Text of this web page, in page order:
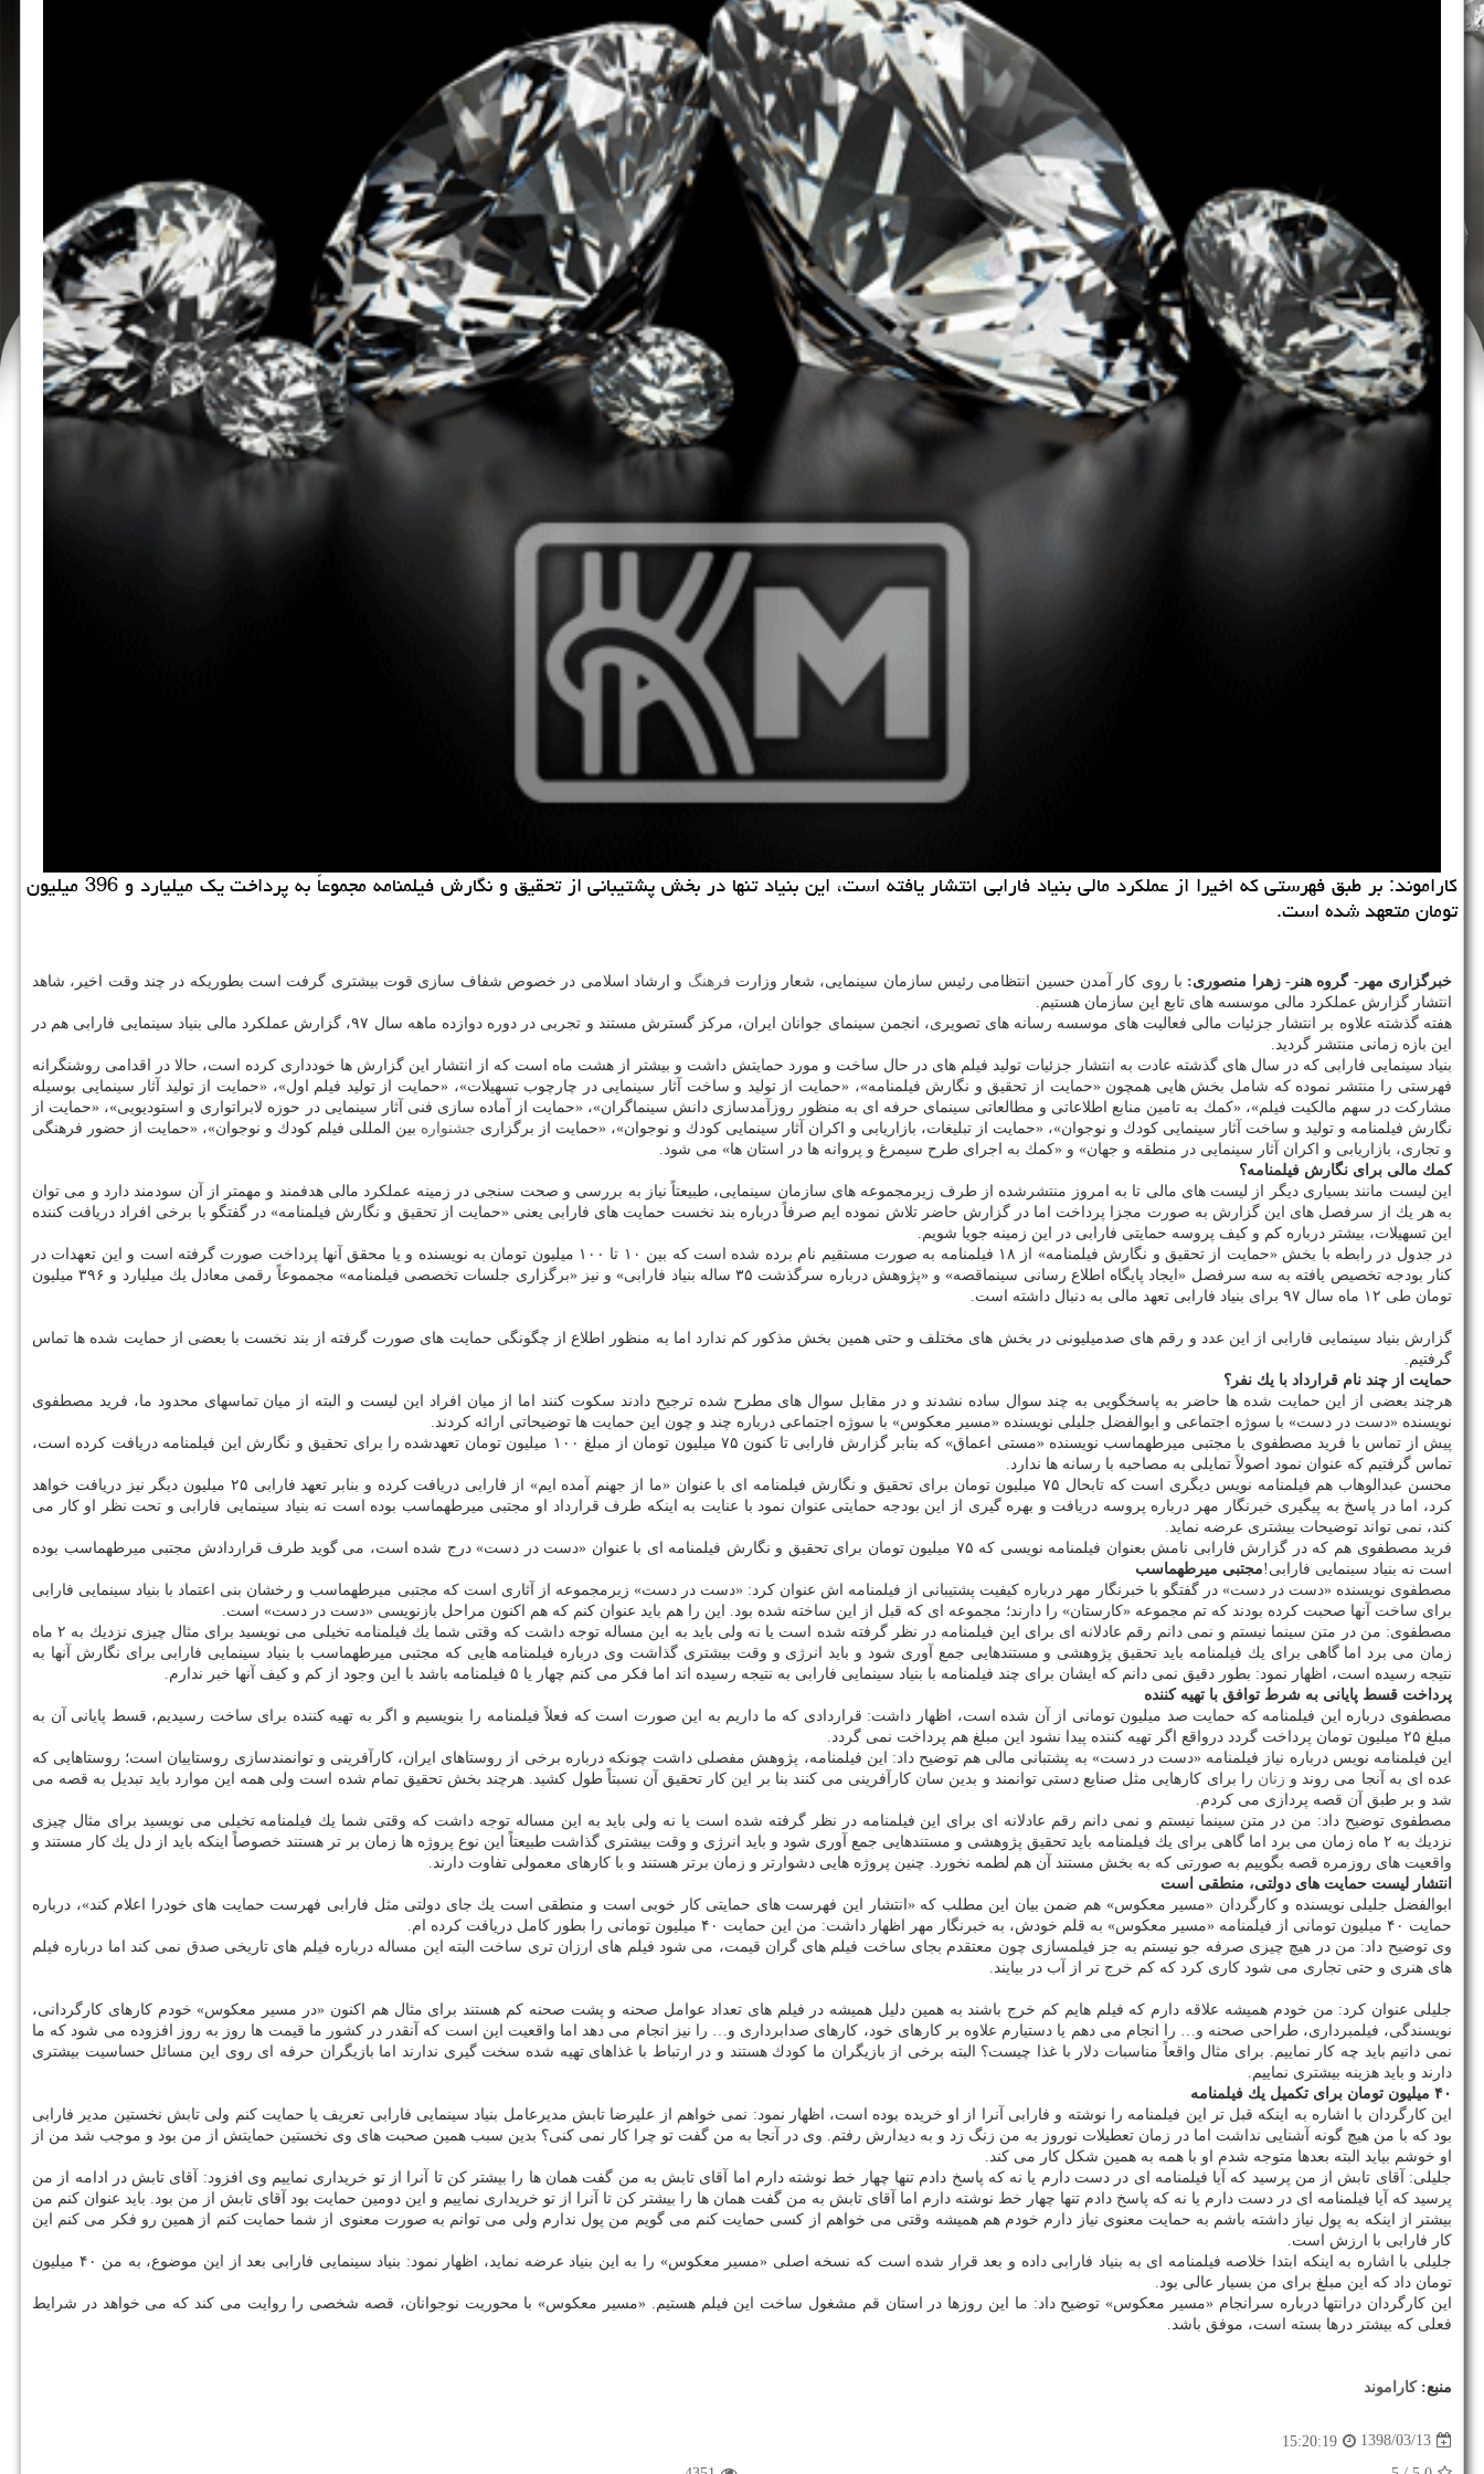
كاراموند: بر طبق فهرستی كه اخیرا از عملكرد مالی بنیاد فارابی انتشار یافته است، این بنیاد تنها در بخش پشتیبانی از تحقیق و نگارش فیلمنامه مجموعاً به پرداخت یك میلیارد و 396 میلیون
تومان متعهد شده است.
خبرگزاری مهر- گروه هنر- زهرا منصوری: با روی كار آمدن حسین انتظامی رئیس سازمان سینمایی، شعار وزارت فرهنگ و ارشاد اسلامی در خصوص شفاف سازی قوت بیشتری گرفت است بطوریكه در چند وقت اخیر، شاهد
انتشار گزارش عملكرد مالی موسسه های تابع این سازمان هستیم.
هفته گذشته علاوه بر انتشار جزئیات مالی فعالیت های موسسه رسانه های تصویری، انجمن سینمای جوانان ایران، مركز گسترش مستند و تجربی در دوره دوازده ماهه سال ۹۷، گزارش عملكرد مالی بنیاد سینمایی فارابی هم در
این بازه زمانی منتشر گردید.
بنیاد سینمایی فارابی كه در سال های گذشته عادت به انتشار جزئیات تولید فیلم های در حال ساخت و مورد حمایتش داشت و بیشتر از هشت ماه است كه از انتشار این گزارش ها خودداری كرده است، حالا در اقدامی روشنگرانه
فهرستی را منتشر نموده كه شامل بخش هایی همچون «حمایت از تحقیق و نگارش فیلمنامه»، «حمایت از تولید و ساخت آثار سینمایی در چارچوب تسهیلات»، «حمایت از تولید فیلم اول»، «حمایت از تولید آثار سینمایی بوسیله
مشاركت در سهم مالكیت فیلم»، «كمك به تامین منابع اطلاعاتی و مطالعاتی سینمای حرفه ای به منظور روزآمدسازی دانش سینماگران»، «حمایت از آماده سازی فنی آثار سینمایی در حوزه لابراتواری و استودیویی»، «حمایت از
نگارش فیلمنامه و تولید و ساخت آثار سینمایی كودك و نوجوان»، «حمایت از تبلیغات، بازاریابی و اكران آثار سینمایی كودك و نوجوان»، «حمایت از برگزاری جشنواره بین المللی فیلم كودك و نوجوان»، «حمایت از حضور فرهنگی
و تجاری، بازاریابی و اكران آثار سینمایی در منطقه و جهان» و «كمك به اجرای طرح سیمرغ و پروانه ها در استان ها» می شود.
كمك مالی برای نگارش فیلمنامه؟
این لیست مانند بسیاری دیگر از لیست های مالی تا به امروز منتشرشده از طرف زیرمجموعه های سازمان سینمایی، طبیعتاً نیاز به بررسی و صحت سنجی در زمینه عملكرد مالی هدفمند و مهمتر از آن سودمند دارد و می توان
به هر یك از سرفصل های این گزارش به صورت مجزا پرداخت اما در گزارش حاضر تلاش نموده ایم صرفاً درباره بند نخست حمایت های فارابی یعنی «حمایت از تحقیق و نگارش فیلمنامه» در گفتگو با برخی افراد دریافت كننده
این تسهیلات، بیشتر درباره كم و كیف پروسه حمایتی فارابی در این زمینه جویا شویم.
در جدول در رابطه با بخش «حمایت از تحقیق و نگارش فیلمنامه» از ۱۸ فیلمنامه به صورت مستقیم نام برده شده است كه بین ۱۰ تا ۱۰۰ میلیون تومان به نویسنده و یا محقق آنها پرداخت صورت گرفته است و این تعهدات در
كنار بودجه تخصیص یافته به سه سرفصل «ایجاد پایگاه اطلاع رسانی سینماقصه» و «پژوهش درباره سرگذشت ۳۵ ساله بنیاد فارابی» و نیز «برگزاری جلسات تخصصی فیلمنامه» مجمموعاً رقمی معادل یك میلیارد و ۳۹۶ میلیون
تومان طی ۱۲ ماه سال ۹۷ برای بنیاد فارابی تعهد مالی به دنبال داشته است.
گزارش بنیاد سینمایی فارابی از این عدد و رقم های صدمیلیونی در بخش های مختلف و حتی همین بخش مذكور كم ندارد اما به منظور اطلاع از چگونگی حمایت های صورت گرفته از بند نخست با بعضی از حمایت شده ها تماس
گرفتیم.
حمایت از چند نام قرارداد با یك نفر؟
هرچند بعضی از این حمایت شده ها حاضر به پاسخگویی به چند سوال ساده نشدند و در مقابل سوال های مطرح شده ترجیح دادند سكوت كنند اما از میان افراد این لیست و البته از میان تماسهای محدود ما، فرید مصطفوی
نویسنده «دست در دست» با سوژه اجتماعی و ابوالفضل جلیلی نویسنده «مسیر معكوس» با سوژه اجتماعی درباره چند و چون این حمایت ها توضیحاتی ارائه كردند.
پیش از تماس با فرید مصطفوی با مجتبی میرطهماسب نویسنده «مستی اعماق» كه بنابر گزارش فارابی تا كنون ۷۵ میلیون تومان از مبلغ ۱۰۰ میلیون تومان تعهدشده را برای تحقیق و نگارش این فیلمنامه دریافت كرده است،
تماس گرفتیم كه عنوان نمود اصولاً تمایلی به مصاحبه با رسانه ها ندارد.
محسن عبدالوهاب هم فیلمنامه نویس دیگری است كه تابحال ۷۵ میلیون تومان برای تحقیق و نگارش فیلمنامه ای با عنوان «ما از جهنم آمده ایم» از فارابی دریافت كرده و بنابر تعهد فارابی ۲۵ میلیون دیگر نیز دریافت خواهد
كرد، اما در پاسخ به پیگیری خبرنگار مهر درباره پروسه دریافت و بهره گیری از این بودجه حمایتی عنوان نمود با عنایت به اینكه طرف قرارداد او مجتبی میرطهماسب بوده است نه بنیاد سینمایی فارابی و تحت نظر او كار می
كند، نمی تواند توضیحات بیشتری عرضه نماید.
فرید مصطفوی هم كه در گزارش فارابی نامش بعنوان فیلمنامه نویسی كه ۷۵ میلیون تومان برای تحقیق و نگارش فیلمنامه ای با عنوان «دست در دست» درج شده است، می گوید طرف قراردادش مجتبی میرطهماسب بوده
است نه بنیاد سینمایی فارابی!مجتبی میرطهماسب
مصطفوی نویسنده «دست در دست» در گفتگو با خبرنگار مهر درباره كیفیت پشتیبانی از فیلمنامه اش عنوان كرد: «دست در دست» زیرمجموعه از آثاری است كه مجتبی میرطهماسب و رخشان بنی اعتماد با بنیاد سینمایی فارابی
برای ساخت آنها صحبت كرده بودند كه تم مجموعه «كارستان» را دارند؛ مجموعه ای كه قبل از این ساخته شده بود. این را هم باید عنوان كنم كه هم اكنون مراحل بازنویسی «دست در دست» است.
مصطفوی: من در متن سینما نیستم و نمی دانم رقم عادلانه ای برای این فیلمنامه در نظر گرفته شده است یا نه ولی باید به این مساله توجه داشت كه وقتی شما یك فیلمنامه تخیلی می نویسید برای مثال چیزی نزدیك به ۲ ماه
زمان می برد اما گاهی برای یك فیلمنامه باید تحقیق پژوهشی و مستندهایی جمع آوری شود و باید انرژی و وقت بیشتری گذاشت وی درباره فیلمنامه هایی كه مجتبی میرطهماسب با بنیاد سینمایی فارابی برای نگارش آنها به
نتیجه رسیده است، اظهار نمود: بطور دقیق نمی دانم كه ایشان برای چند فیلمنامه با بنیاد سینمایی فارابی به نتیجه رسیده اند اما فكر می كنم چهار یا ۵ فیلمنامه باشد با این وجود از كم و كیف آنها خبر ندارم.
پرداخت قسط پایانی به شرط توافق با تهیه كننده
مصطفوی درباره این فیلمنامه كه حمایت صد میلیون تومانی از آن شده است، اظهار داشت: قراردادی كه ما داریم به این صورت است كه فعلاً فیلمنامه را بنویسیم و اگر به تهیه كننده برای ساخت رسیدیم، قسط پایانی آن به
مبلغ ۲۵ میلیون تومان پرداخت گردد درواقع اگر تهیه كننده پیدا نشود این مبلغ هم پرداخت نمی گردد.
این فیلمنامه نویس درباره نیاز فیلمنامه «دست در دست» به پشتبانی مالی هم توضیح داد: این فیلمنامه، پژوهش مفصلی داشت چونكه درباره برخی از روستاهای ایران، كارآفرینی و توانمندسازی روستاییان است؛ روستاهایی كه
عده ای به آنجا می روند و زنان را برای كارهایی مثل صنایع دستی توانمند و بدین سان كارآفرینی می كنند بنا بر این كار تحقیق آن نسبتاً طول كشید. هرچند بخش تحقیق تمام شده است ولی همه این موارد باید تبدیل به قصه می
شد و بر طبق آن قصه پردازی می كردم.
مصطفوی توضیح داد: من در متن سینما نیستم و نمی دانم رقم عادلانه ای برای این فیلمنامه در نظر گرفته شده است یا نه ولی باید به این مساله توجه داشت كه وقتی شما یك فیلمنامه تخیلی می نویسید برای مثال چیزی
نزدیك به ۲ ماه زمان می برد اما گاهی برای یك فیلمنامه باید تحقیق پژوهشی و مستندهایی جمع آوری شود و باید انرژی و وقت بیشتری گذاشت طبیعتاً این نوع پروژه ها زمان بر تر هستند خصوصاً اینكه باید از دل یك كار مستند و
واقعیت های روزمره قصه بگوییم به صورتی كه به بخش مستند آن هم لطمه نخورد. چنین پروژه هایی دشوارتر و زمان برتر هستند و با كارهای معمولی تفاوت دارند.
انتشار لیست حمایت های دولتی، منطقی است
ابوالفضل جلیلی نویسنده و كارگردان «مسیر معكوس» هم ضمن بیان این مطلب كه «انتشار این فهرست های حمایتی كار خوبی است و منطقی است یك جای دولتی مثل فارابی فهرست حمایت های خودرا اعلام كند»، درباره
حمایت ۴۰ میلیون تومانی از فیلمنامه «مسیر معكوس» به قلم خودش، به خبرنگار مهر اظهار داشت: من این حمایت ۴۰ میلیون تومانی را بطور كامل دریافت كرده ام.
وی توضیح داد: من در هیچ چیزی صرفه جو نیستم به جز فیلمسازی چون معتقدم بجای ساخت فیلم های گران قیمت، می شود فیلم های ارزان تری ساخت البته این مساله درباره فیلم های تاریخی صدق نمی كند اما درباره فیلم
های هنری و حتی تجاری می شود كاری كرد كه كم خرج تر از آب در بیایند.
جلیلی عنوان كرد: من خودم همیشه علاقه دارم كه فیلم هایم كم خرج باشند به همین دلیل همیشه در فیلم های تعداد عوامل صحنه و پشت صحنه كم هستند برای مثال هم اكنون «در مسیر معكوس» خودم كارهای كارگردانی،
نویسندگی، فیلمبرداری، طراحی صحنه و… را انجام می دهم یا دستیارم علاوه بر كارهای خود، كارهای صدابرداری و… را نیز انجام می دهد اما واقعیت این است كه آنقدر در كشور ما قیمت ها روز به روز افزوده می شود كه ما
نمی دانیم باید چه كار نماییم. برای مثال واقعاً مناسبات دلار با غذا چیست؟ البته برخی از بازیگران ما كودك هستند و در ارتباط با غذاهای تهیه شده سخت گیری ندارند اما بازیگران حرفه ای روی این مسائل حساسیت بیشتری
دارند و باید هزینه بیشتری نماییم.
۴۰ میلیون تومان برای تكمیل یك فیلمنامه
این كارگردان با اشاره به اینكه قبل تر این فیلمنامه را نوشته و فارابی آنرا از او خریده بوده است، اظهار نمود: نمی خواهم از علیرضا تابش مدیرعامل بنیاد سینمایی فارابی تعریف یا حمایت كنم ولی تابش نخستین مدیر فارابی
بود كه با من هیچ گونه آشنایی نداشت اما در زمان تعطیلات نوروز به من زنگ زد و به دیدارش رفتم. وی در آنجا به من گفت تو چرا كار نمی كنی؟ بدین سبب همین صحبت های وی نخستین حمایتش از من بود و موجب شد من از
او خوشم بیاید البته بعدها متوجه شدم او با همه به همین شكل كار می كند.
جلیلی: آقای تابش از من پرسید كه آیا فیلمنامه ای در دست دارم یا نه كه پاسخ دادم تنها چهار خط نوشته دارم اما آقای تابش به من گفت همان ها را بیشتر كن تا آنرا از تو خریداری نماییم وی افزود: آقای تابش در ادامه از من
پرسید كه آیا فیلمنامه ای در دست دارم یا نه كه پاسخ دادم تنها چهار خط نوشته دارم اما آقای تابش به من گفت همان ها را بیشتر كن تا آنرا از تو خریداری نماییم و این دومین حمایت بود آقای تابش از من بود. باید عنوان كنم من
بیشتر از اینكه به پول نیاز داشته باشم به حمایت معنوی نیاز دارم خودم هم همیشه وقتی می خواهم از كسی حمایت كنم می گویم من پول ندارم ولی می توانم به صورت معنوی از شما حمایت كنم از همین رو فكر می كنم این
كار فارابی با ارزش است.
جلیلی با اشاره به اینكه ابتدا خلاصه فیلمنامه ای به بنیاد فارابی داده و بعد قرار شده است كه نسخه اصلی «مسیر معكوس» را به این بنیاد عرضه نماید، اظهار نمود: بنیاد سینمایی فارابی بعد از این موضوع، به من ۴۰ میلیون
تومان داد كه این مبلغ برای من بسیار عالی بود.
این كارگردان درانتها درباره سرانجام «مسیر معكوس» توضیح داد: ما این روزها در استان قم مشغول ساخت این فیلم هستیم. «مسیر معكوس» با محوریت نوجوانان، قصه شخصی را روایت می كند كه می خواهد در شرایط
فعلی كه بیشتر درها بسته است، موفق باشد.
منبع:كاراموند
1398/03/13
15:20:19